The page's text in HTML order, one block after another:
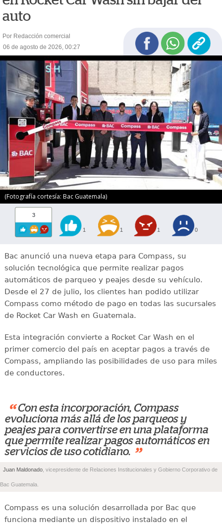
auto
Por Redacción comercial
06 de agosto de 2026, 00:27
(Fotografía cortesía: Bac Guatemala)
3
1 1 1 0
Bac anunció una nueva etapa para Compass, su
solución tecnológica que permite realizar pagos
automáticos de parqueo y peajes desde su vehículo.
Desde el 27 de julio, los clientes han podido utilizar
Compass como método de pago en todas las sucursales
de Rocket Car Wash en Guatemala.
Esta integración convierte a Rocket Car Wash en el
primer comercio del país en aceptar pagos a través de
Compass, ampliando las posibilidades de uso para miles
de conductores.
“ Con esta incorporación, Compass
evoluciona más allá de los parqueos y
peajes para convertirse en una plataforma
que permite realizar pagos automáticos en
servicios de uso cotidiano. ”
Juan Maldonado , vicepresidente de Relaciones Institucionales y Gobierno Corporativo de
Bac Guatemala.
Compass es una solución desarrollada por Bac que
funciona mediante un dispositivo instalado en el